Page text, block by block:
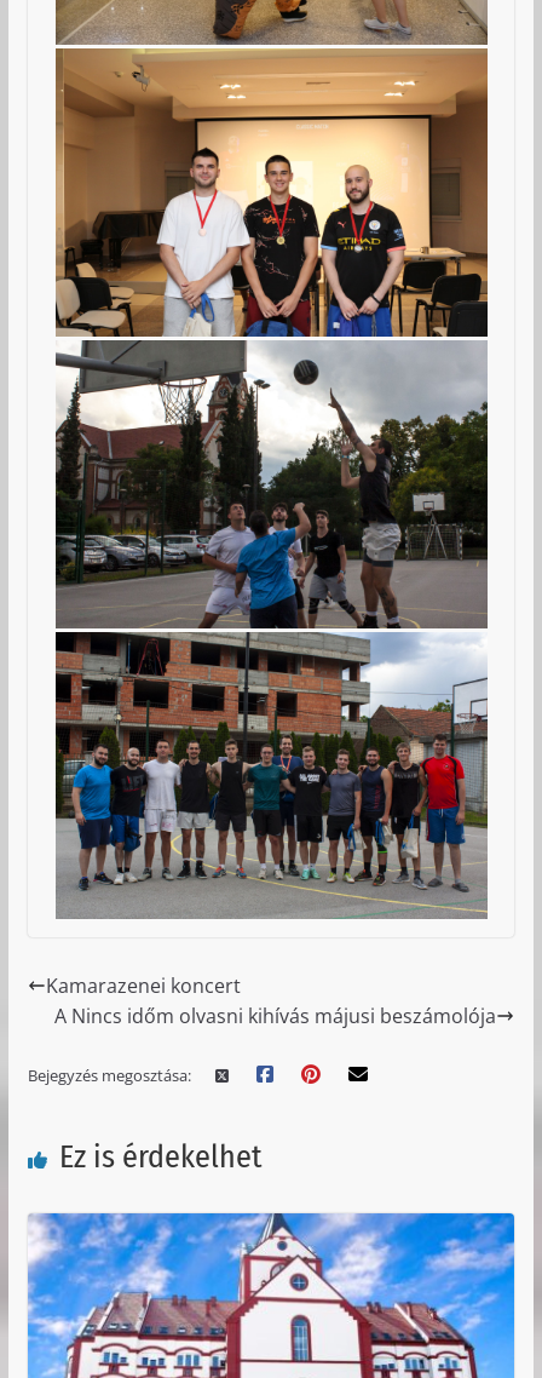
Kamarazenei koncert
A Nincs időm olvasni kihívás májusi beszámolója
Bejegyzés megosztása:
Ez is érdekelhet